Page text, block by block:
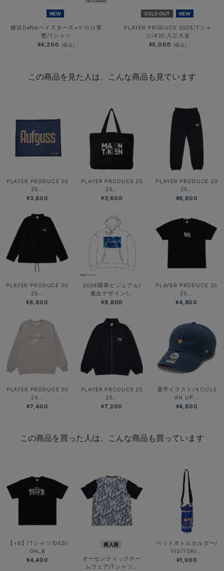
NEW
横浜DeNAベイスターズ×ケロロ軍
曹/Tシャツ
¥4,200 (税込)
SOLD OUT NEW
PLAYER PRODUCE 2026/Tシャ
ツ/#22:入江大生
¥5,000 (税込)
この商品を見た人は、こんな商品も見ています
PLAYER PRODUCE 20
25...
¥3,800
PLAYER PRODUCE 20
25...
¥3,600
PLAYER PRODUCE 20
25...
¥6,800
PLAYER PRODUCE 20
25...
¥8,800
2026開幕ビジュアル/
集合デザイン/...
¥9,800
PLAYER PRODUCE 20
25...
¥4,800
PLAYER PRODUCE 20
24...
¥7,400
PLAYER PRODUCE 20
25...
¥7,200
選手イラスト/’47/CLE
AN UP...
¥4,800
この商品を買った人は、こんな商品も買っています
【+B】/Tシャツ/DESI
GN_B
¥4,400
再入荷
オーセンティックチー
ムウェア/Tシャツ...
ペットボトルホルダー/
VISITOR/...
¥1,900